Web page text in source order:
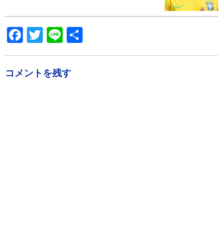
Facebook
Twitter
Line
有
コメントを残す